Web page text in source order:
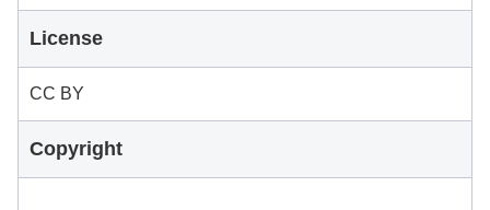
License
CC BY
Copyright